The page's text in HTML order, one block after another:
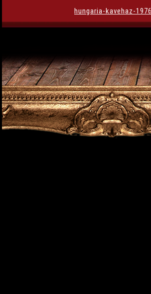
hungaria-kavehaz-1976